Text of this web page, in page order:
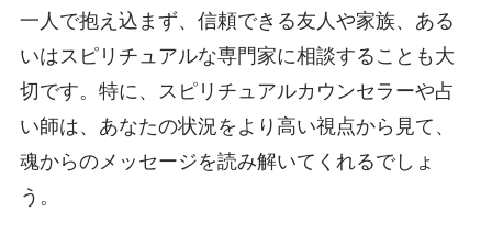
一人で抱え込まず、信頼できる友人や家族、ある
いはスピリチュアルな専門家に相談することも大
切です。特に、スピリチュアルカウンセラーや占
い師は、あなたの状況をより高い視点から見て、
魂からのメッセージを読み解いてくれるでしょ
う。